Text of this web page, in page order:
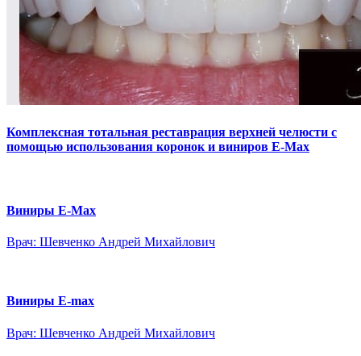
Комплексная тотальная реставрация верхней челюсти с
помощью использования коронок и виниров Е-Мах
Виниры E-Max
Врач: Шевченко Андрей Михайлович
Виниры E-max
Врач: Шевченко Андрей Михайлович